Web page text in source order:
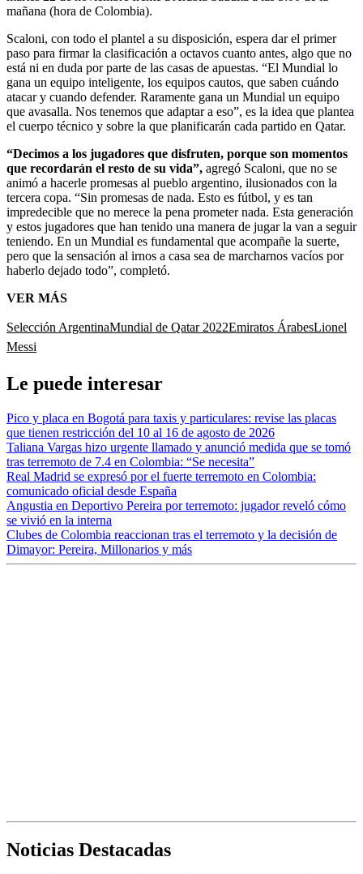
mañana (hora de Colombia).
Scaloni, con todo el plantel a su disposición, espera dar el primer
paso para firmar la clasificación a octavos cuanto antes, algo que no
está ni en duda por parte de las casas de apuestas. “El Mundial lo
gana un equipo inteligente, los equipos cautos, que saben cuándo
atacar y cuando defender. Raramente gana un Mundial un equipo
que avasalla. Nos tenemos que adaptar a eso”, es la idea que plantea
el cuerpo técnico y sobre la que planificarán cada partido en Qatar.
“Decimos a los jugadores que disfruten, porque son momentos
que recordarán el resto de su vida”, agregó Scaloni, que no se
animó a hacerle promesas al pueblo argentino, ilusionados con la
tercera copa. “Sin promesas de nada. Esto es fútbol, y es tan
impredecible que no merece la pena prometer nada. Esta generación
y estos jugadores que han tenido una manera de jugar la van a seguir
teniendo. En un Mundial es fundamental que acompañe la suerte,
pero que la sensación al irnos a casa sea de marcharnos vacíos por
haberlo dejado todo”, completó.
VER MÁS
Selección ArgentinaMundial de Qatar 2022Emiratos ÁrabesLionel
Messi
Le puede interesar
Pico y placa en Bogotá para taxis y particulares: revise las placas
que tienen restricción del 10 al 16 de agosto de 2026
Taliana Vargas hizo urgente llamado y anunció medida que se tomó
tras terremoto de 7.4 en Colombia: “Se necesita”
Real Madrid se expresó por el fuerte terremoto en Colombia:
comunicado oficial desde España
Angustia en Deportivo Pereira por terremoto: jugador reveló cómo
se vivió en la interna
Clubes de Colombia reaccionan tras el terremoto y la decisión de
Dimayor: Pereira, Millonarios y más
Noticias Destacadas